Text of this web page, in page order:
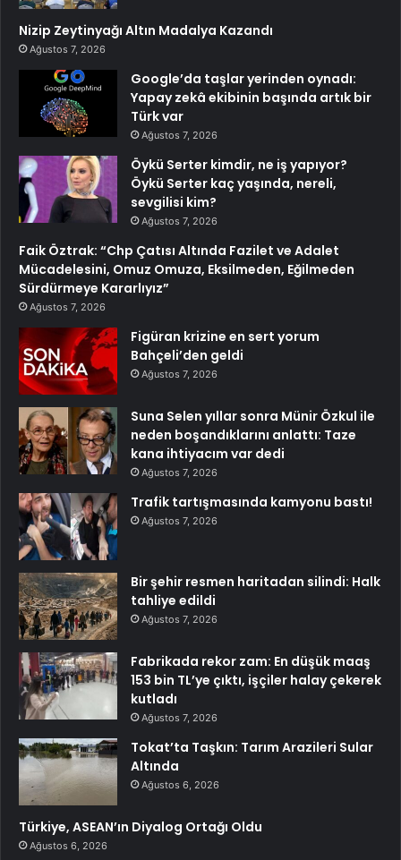
Nizip Zeytinyağı Altın Madalya Kazandı
Ağustos 7, 2026
Google’da taşlar yerinden oynadı:
Yapay zekâ ekibinin başında artık bir
Türk var
Ağustos 7, 2026
Öykü Serter kimdir, ne iş yapıyor?
Öykü Serter kaç yaşında, nereli,
sevgilisi kim?
Ağustos 7, 2026
Faik Öztrak: “Chp Çatısı Altında Fazilet ve Adalet
Mücadelesini, Omuz Omuza, Eksilmeden, Eğilmeden
Sürdürmeye Kararlıyız”
Ağustos 7, 2026
Figüran krizine en sert yorum
Bahçeli’den geldi
Ağustos 7, 2026
Suna Selen yıllar sonra Münir Özkul ile
neden boşandıklarını anlattı: Taze
kana ihtiyacım var dedi
Ağustos 7, 2026
Trafik tartışmasında kamyonu bastı!
Ağustos 7, 2026
Bir şehir resmen haritadan silindi: Halk
tahliye edildi
Ağustos 7, 2026
Fabrikada rekor zam: En düşük maaş
153 bin TL’ye çıktı, işçiler halay çekerek
kutladı
Ağustos 7, 2026
Tokat’ta Taşkın: Tarım Arazileri Sular
Altında
Ağustos 6, 2026
Türkiye, ASEAN’ın Diyalog Ortağı Oldu
Ağustos 6, 2026